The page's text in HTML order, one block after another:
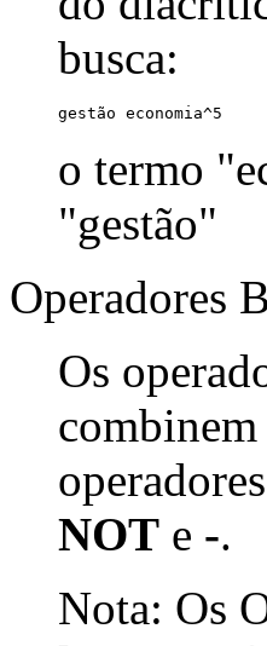
busca:
gestão economia^5
o termo
"gestão"
Operadores
Os
NOT e -.
Nota: Os